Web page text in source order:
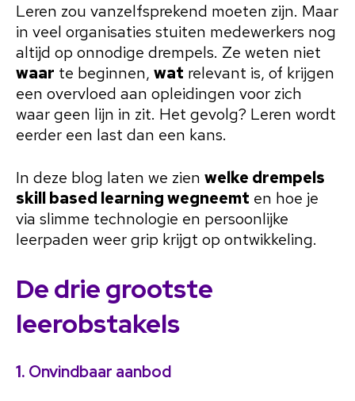
Leren zou vanzelfsprekend moeten zijn. Maar
in veel organisaties stuiten medewerkers nog
altijd op onnodige drempels. Ze weten niet
waar te beginnen, wat relevant is, of krijgen
een overvloed aan opleidingen voor zich
waar geen lijn in zit. Het gevolg? Leren wordt
eerder een last dan een kans.
In deze blog laten we zien welke drempels
skill based learning wegneemt en hoe je
via slimme technologie en persoonlijke
leerpaden weer grip krijgt op ontwikkeling.
De drie grootste
leerobstakels
1. Onvindbaar aanbod